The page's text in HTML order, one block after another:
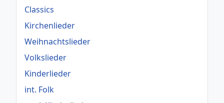
Classics
Kirchenlieder
Weihnachtslieder
Volkslieder
Kinderlieder
int. Folk